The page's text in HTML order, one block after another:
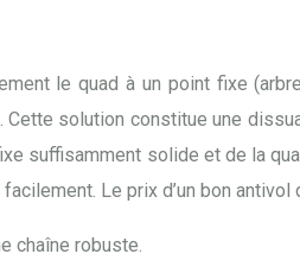
le quad à un point fixe
solution constitue une
suffisamment solide et de la
Le prix d’un bon
chaîne robuste.